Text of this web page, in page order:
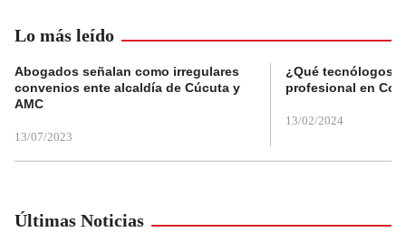
Lo más leído
Abogados señalan como irregulares
convenios ente alcaldía de Cúcuta y
AMC
13/07/2023
¿Qué tecnólogos
profesional en
13/02/2024
Últimas Noticias